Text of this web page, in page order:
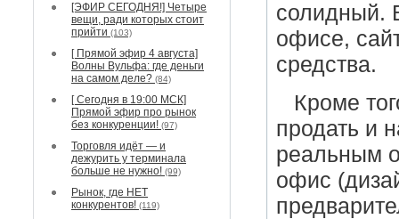
[ЭФИР СЕГОДНЯ!] Четыре
вещи, ради которых стоит
прийти (103)
[ Прямой эфир 4 августа]
Волны Вульфа: где деньги
на самом деле? (84)
[ Сегодня в 19:00 МСК]
Прямой эфир про рынок
без конкуренции! (97)
Торговля идёт — и
дежурить у терминала
больше не нужно! (99)
Рынок, где НЕТ
конкурентов! (119)
солидный.
офисе,
средства.
Кроме
продать и
реальным
офис